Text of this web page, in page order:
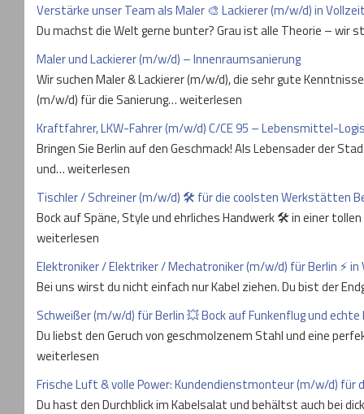
Verstärke unser Team als Maler 🎨 Lackierer (m/w/d) in
Du machst die Welt gerne bunter? Grau ist alle Theorie – wir
Maler und Lackierer (m/w/d) – Innenraumsanierung
Wir suchen Maler & Lackierer (m/w/d), die sehr gute
(m/w/d) für die Sanierung… weiterlesen
Kraftfahrer, LKW-Fahrer (m/w/d) C/CE 95 – Lebensmittel-
Bringen Sie Berlin auf den Geschmack! Als Lebensader der
und… weiterlesen
Tischler / Schreiner (m/w/d) 🛠️ für die coolsten Werkstätten
Bock auf Späne, Style und ehrliches Handwerk 🛠️ in einer
weiterlesen
Elektroniker / Elektriker / Mechatroniker (m/w/d) für Berlin ⚡ in
Bei uns wirst du nicht einfach nur Kabel ziehen. Du bist der
Schweißer (m/w/d) für Berlin 💥 Bock auf Funkenflug und
Du liebst den Geruch von geschmolzenem Stahl und eine
weiterlesen
Frische Luft & volle Power: Kundendienstmonteur (m/w/d) für
Du hast den Durchblick im Kabelsalat und behältst auch bei